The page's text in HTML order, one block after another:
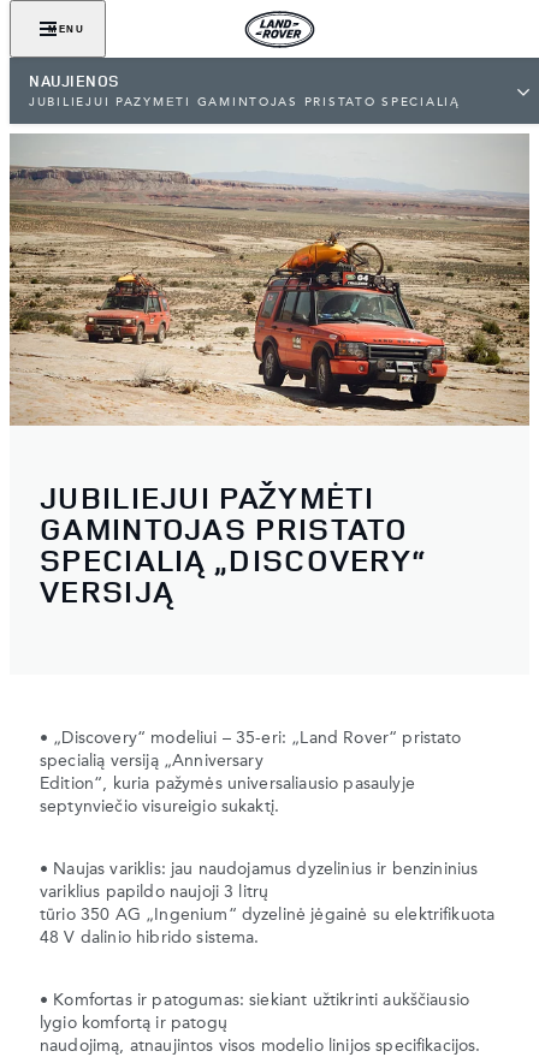
MENU
NAUJIENOS
JUBILIEJUI PAŽYMĖTI GAMINTOJAS PRISTATO SPECIALIĄ
JUBILIEJUI PAŽYMĖTI
GAMINTOJAS PRISTATO
SPECIALIĄ „DISCOVERY“
VERSIJĄ
• „Discovery“ modeliui – 35-eri: „Land Rover“ pristato
specialią versiją „Anniversary
Edition“, kuria pažymės universaliausio pasaulyje
septynviečio visureigio sukaktį.
• Naujas variklis: jau naudojamus dyzelinius ir benzininius
variklius papildo naujoji 3 litrų
tūrio 350 AG „Ingenium“ dyzelinė jėgainė su elektrifikuota
48 V dalinio hibrido sistema.
• Komfortas ir patogumas: siekiant užtikrinti aukščiausio
lygio komfortą ir patogų
naudojimą, atnaujintos visos modelio linijos specifikacijos.